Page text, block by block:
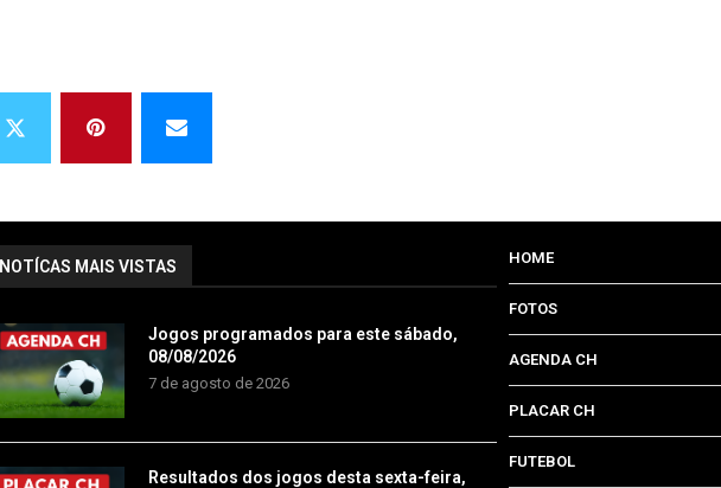
NOTÍCAS MAIS VISTAS
Jogos programados para este sábado,
08/08/2026
7 de agosto de 2026
Resultados dos jogos desta sexta-feira,
HOME
FOTOS
AGENDA CH
PLACAR CH
FUTEBOL